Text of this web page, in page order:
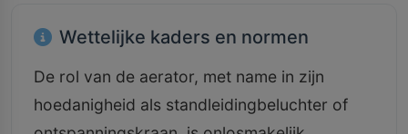
Wettelijke kaders en normen
De rol van de aerator, met name in zijn
hoedanigheid als standleidingbeluchter of